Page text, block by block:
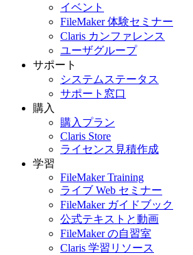
イベント
FileMaker 体験セミナー
Claris カンファレンス
ユーザグループ
サポート
システムステータス
サポート窓口
購入
購入プラン
Claris Store
ライセンス見積作成
学習
FileMaker Training
ライブ Web セミナー
FileMaker ガイドブック
公式テキストと動画
FileMaker の自習室
Claris 学習リソース